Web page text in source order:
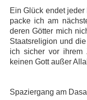
Ein Glück endet
packe ich am
deren Götter mich
Staatsreligion und
ich sicher vor ihrem
keinen Gott außer
Spaziergang am